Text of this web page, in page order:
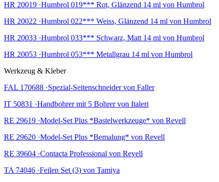
HR 20019 ·Humbrol 019*** Rot, Glänzend 14 ml von Humbrol
HR 20022 ·Humbrol 022*** Weiss, Glänzend 14 ml von Humbrol
HR 20033 ·Humbrol 033*** Schwarz, Matt 14 ml von Humbrol
HR 20053 ·Humbrol 053*** Metallgrau 14 ml von Humbrol
Werkzeug & Kleber
FAL 170688 ·Spezial-Seitenschneider von Faller
IT 50831 ·Handbohrer mit 5 Bohrer von Italeri
RE 29619 ·Model-Set Plus *Bastelwerkzeuge* von Revell
RE 29620 ·Model-Set Plus *Bemalung* von Revell
RE 39604 ·Contacta Professional von Revell
TA 74046 ·Feilen Set (3) von Tamiya